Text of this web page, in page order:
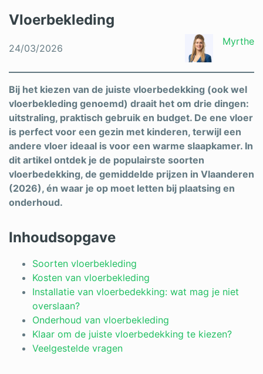
Loodgieter
Rolluiken
Schilder
Schrijnwerker
Stukadoor
Tegelzetter
Vochtbestrijding
Warmtepomp
Zonnepanelen
Zonwering
Vloerbekleding
24/03/2026
Myrthe
Bij het kiezen van de juiste vloerbedekking (ook wel
vloerbekleding genoemd) draait het om drie dingen:
uitstraling, praktisch gebruik en budget. De ene vloer
is perfect voor een gezin met kinderen, terwijl een
andere vloer ideaal is voor een warme slaapkamer. In
dit artikel ontdek je de populairste soorten
vloerbedekking, de gemiddelde prijzen in Vlaanderen
(2026), én waar je op moet letten bij plaatsing en
onderhoud.
Inhoudsopgave
Soorten vloerbekleding
Kosten van vloerbekleding
Installatie van vloerbedekking: wat mag je niet
overslaan?
Onderhoud van vloerbekleding
Klaar om de juiste vloerbedekking te kiezen?
Veelgestelde vragen